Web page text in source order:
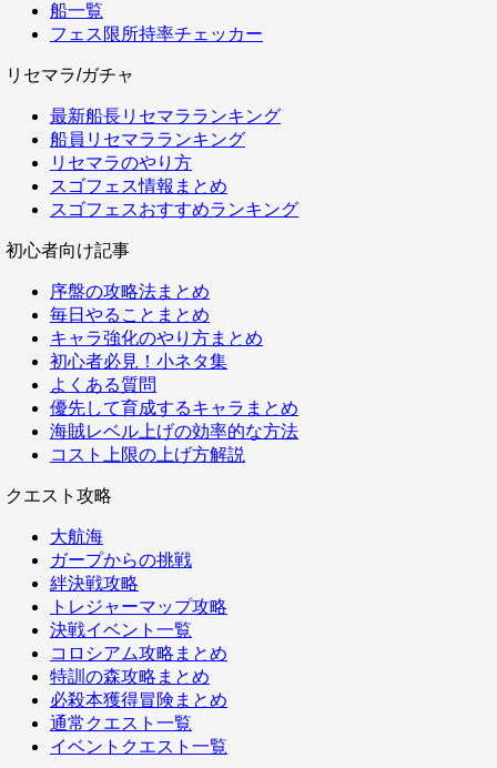
船一覧
フェス限所持率チェッカー
リセマラ/ガチャ
最新船長リセマラランキング
船員リセマラランキング
リセマラのやり方
スゴフェス情報まとめ
スゴフェスおすすめランキング
初心者向け記事
序盤の攻略法まとめ
毎日やることまとめ
キャラ強化のやり方まとめ
初心者必見！小ネタ集
よくある質問
優先して育成するキャラまとめ
海賊レベル上げの効率的な方法
コスト上限の上げ方解説
クエスト攻略
大航海
ガープからの挑戦
絆決戦攻略
トレジャーマップ攻略
決戦イベント一覧
コロシアム攻略まとめ
特訓の森攻略まとめ
必殺本獲得冒険まとめ
通常クエスト一覧
イベントクエスト一覧